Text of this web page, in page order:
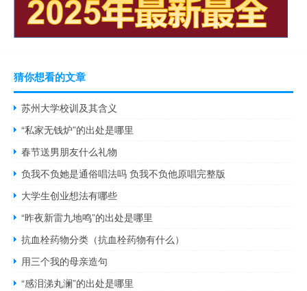
猜你想看的文章
苏州大学校训及其含义
“私家无钱炉”的出处是哪里
春节送男朋友什么礼物
负我不负她是通俗唱法吗 负我不负他原唱完整版
大学生创业想法有哪些
“昨夜新雷九地鸣”的出处是哪里
抗血栓药物分类（抗血栓药物有什么）
用三个我的母亲造句
“感泪涕丸澜”的出处是哪里